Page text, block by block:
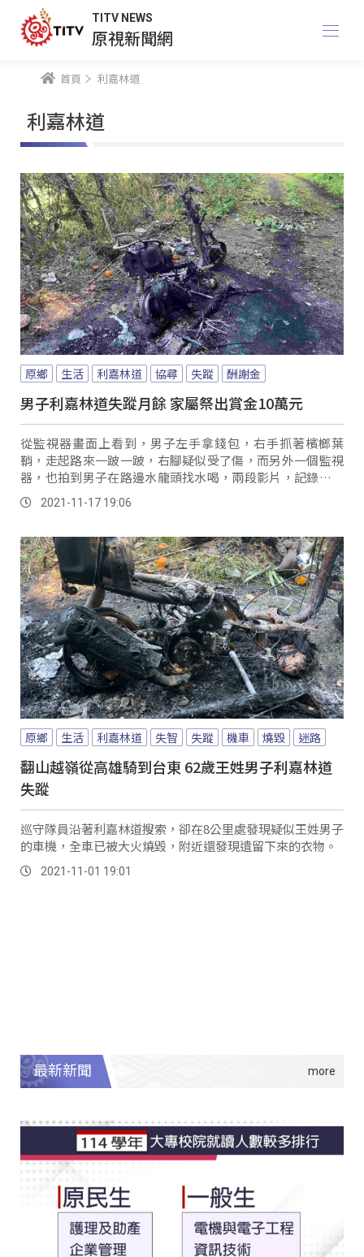
TITV NEWS
原視新聞網
首頁 利嘉林道
利嘉林道
原鄉 生活 利嘉林道 協尋 失蹤 酬謝金
男子利嘉林道失蹤月餘 家屬祭出賞金10萬元
從監視器畫面上看到，男子左手拿錢包，右手抓著檳榔葉
鞘，走起路來一跛一跛，右腳疑似受了傷，而另外一個監視
器，也拍到男子在路邊水龍頭找水喝，兩段影片，記錄下了
王姓男子最後出現的身影。
2021-11-17 19:06
原鄉 生活 利嘉林道 失智 失蹤 機車 燒毀 迷路
翻山越嶺從高雄騎到台東 62歲王姓男子利嘉林道
失蹤
巡守隊員沿著利嘉林道搜索，卻在8公里處發現疑似王姓男子
的車機，全車已被大火燒毀，附近還發現遺留下來的衣物。
2021-11-01 19:01
最新新聞